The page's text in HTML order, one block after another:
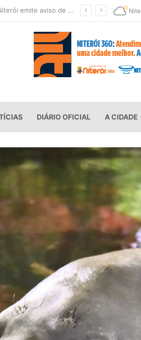
Prefeitura apresenta balanço do primeiro semestre e encaminha novos projetos à Câmara
DIÁRIO OFICIAL A CIDADE